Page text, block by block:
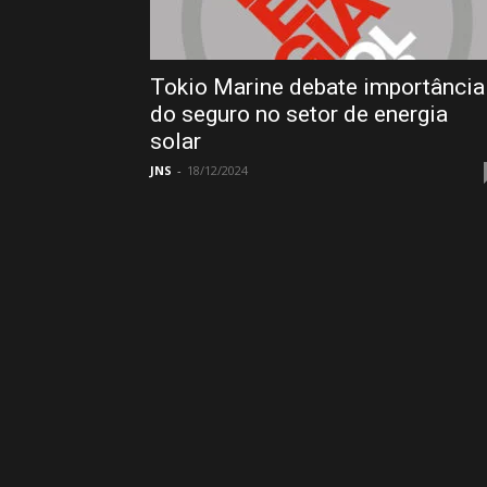
Tokio Marine debate importância
do seguro no setor de energia
solar
JNS - 18/12/2024